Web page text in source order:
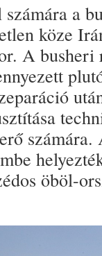
a
köze
A busheri
öböl-